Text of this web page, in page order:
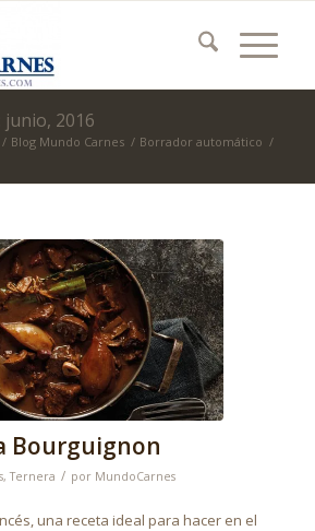
junio, 2016
/ Blog Mundo Carnes / Borrador automático /
Bourguignon
,Ternera / por MundoCarnes
una receta ideal para hacer en el